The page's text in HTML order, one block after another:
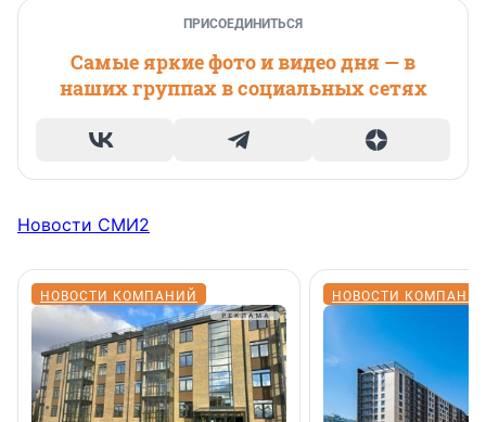
ПРИСОЕДИНИТЬСЯ
Самые яркие фото и видео дня — в
наших группах в социальных сетях
Новости СМИ2
НОВОСТИ КОМПАНИЙ НОВОСТИ